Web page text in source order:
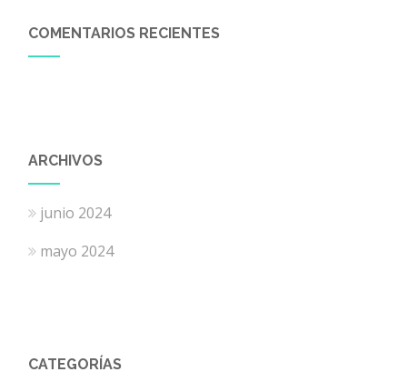
COMENTARIOS RECIENTES
ARCHIVOS
junio 2024
mayo 2024
CATEGORÍAS